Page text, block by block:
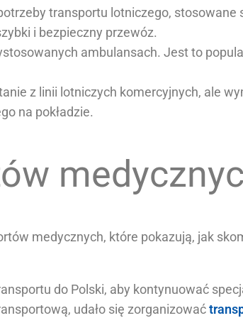
transportu lotniczego, stosowane
i bezpieczny przewóz.
ambulansach. Jest to
z linii lotniczych komercyjnych, ale
na pokładzie.
medycznych, które pokazują, jak
do Polski, aby kontynuować
udało się zorganizować